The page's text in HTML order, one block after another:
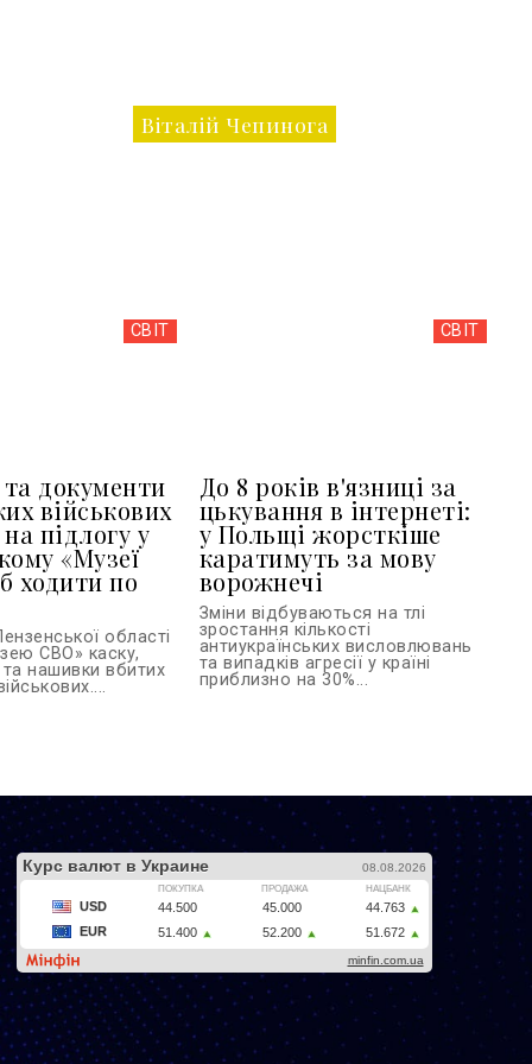
Віталій Чепинога
СВІТ
документи
військових
підлогу у
«Музеї
ходити по
області
СВО» каску,
нашивки вбитих
СВІТ
До 8 років в'язниці за
цькування в інтернеті:
у Польщі жорсткіше
каратимуть за мову
ворожнечі
Зміни відбуваються на тлі
зростання кількості
антиукраїнських висловлювань
та випадків агресії у країні
приблизно на 30%...